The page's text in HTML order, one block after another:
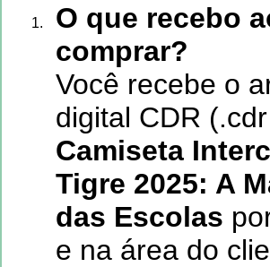
O que recebo
comprar?
Você recebe o
digital CDR
Camiseta
Tigre 2025: A
das Escolas
e na área do